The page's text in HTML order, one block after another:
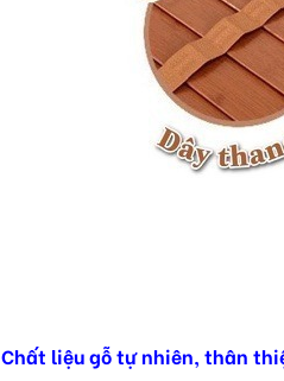
Chất liệu gỗ tự nhiên, thân